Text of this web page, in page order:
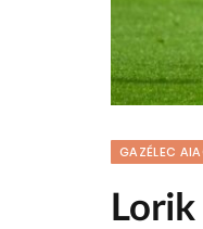
GAZÉLEC
Lorik